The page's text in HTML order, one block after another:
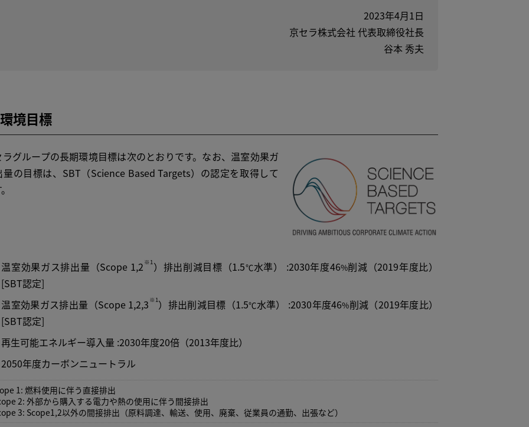
2023年4月1日
京セラ株式会社 代表取締役社長
谷本 秀夫
境目標
グループの長期環境目標は次のとおりです。なお、温室効果ガ
量の目標は、SBT（Science Based Targets）の認定を取得して
温室効果ガス排出量（Scope 1,2 ※1）排出削減目標（1.5℃水準） :2030年度46%削減（2019年度比）
[SBT認定]
温室効果ガス排出量（Scope 1,2,3 ※1）排出削減目標（1.5℃水準） :2030年度46%削減（2019年度比）
[SBT認定]
再生可能エネルギー導入量 :2030年度20倍（2013年度比）
2050年度カーボンニュートラル
1: 燃料使用に伴う直接排出
2: 外部から購入する電力や熱の使用に伴う間接排出
3: Scope1,2以外の間接排出（原料調達、輸送、使用、廃棄、従業員の通勤、出張など）